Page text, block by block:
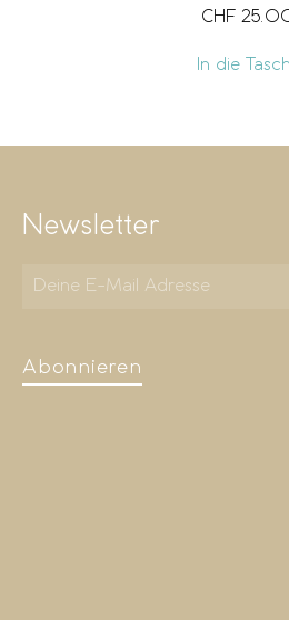
CHF
In die
Newsletter
Abonnieren